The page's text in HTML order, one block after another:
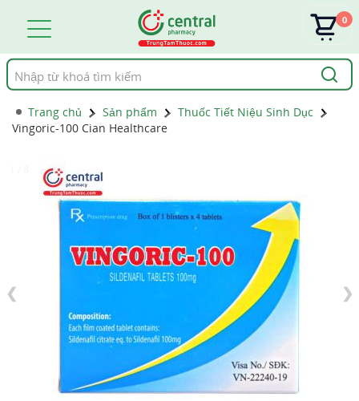
Tìm
kiếm
0
Trang chủ Sản phẩm
Thuốc Tiết Niệu Sinh Dục
Vingoric-100 Cian Healthcare
❮ ❯